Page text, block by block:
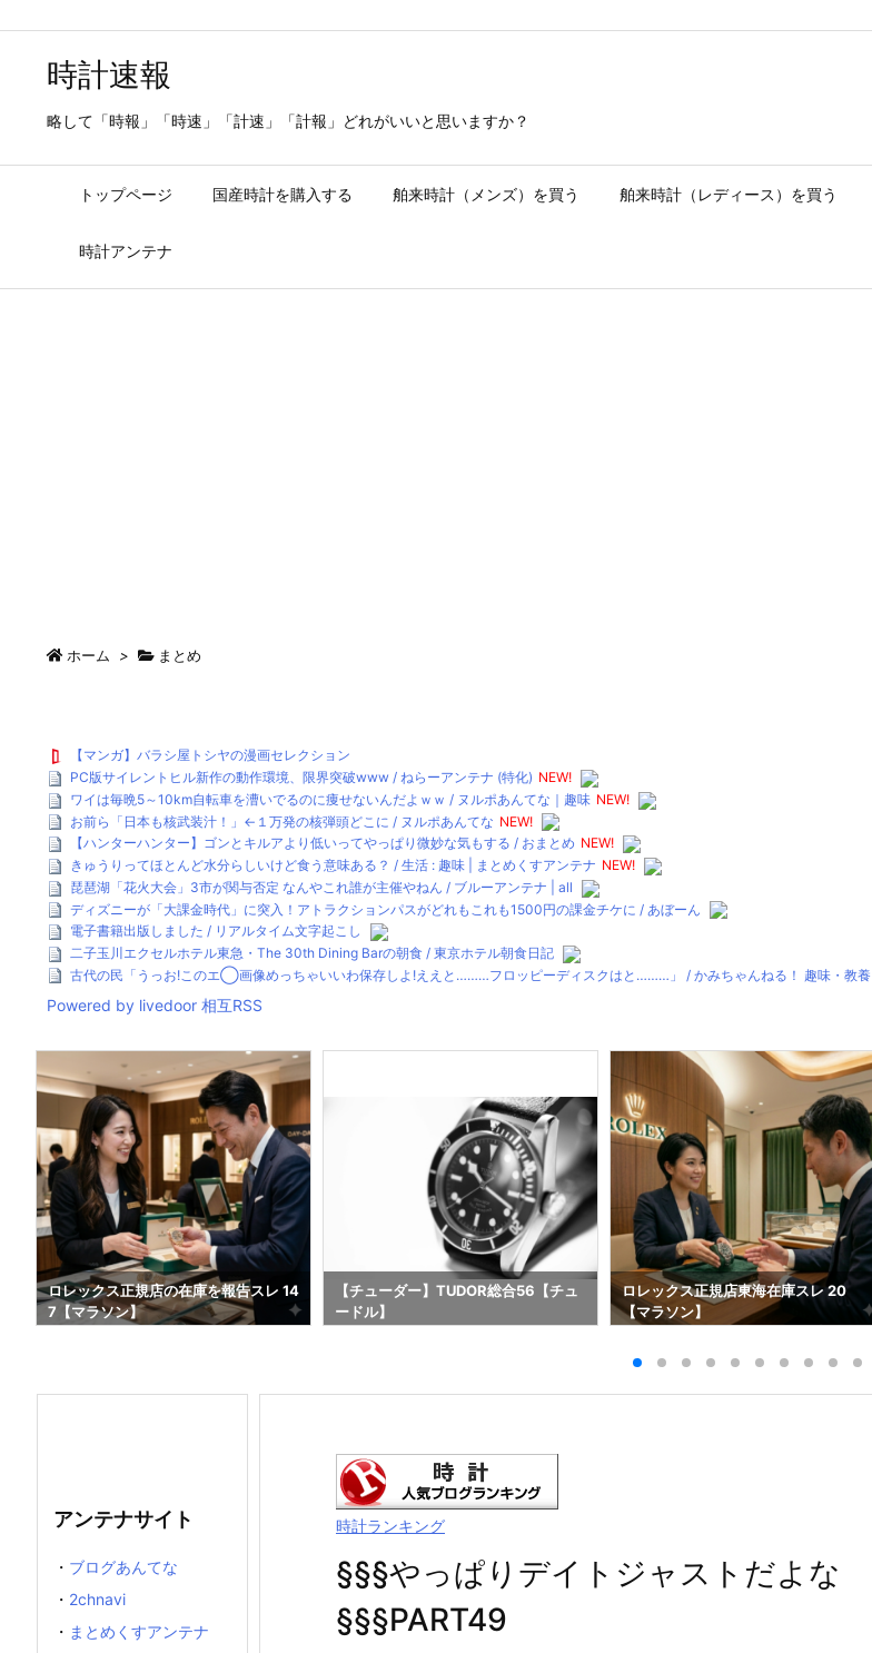
時計速報
略して「時報」「時速」「計速」「計報」どれがいいと思いますか？
トップページ 国産時計を購入する 舶来時計（メンズ）を買う 舶来時計（レディース）を買う
時計アンテナ
ホーム > まとめ
【マンガ】バラシ屋トシヤの漫画セレクション
PC版サイレントヒル新作の動作環境、限界突破www / ねらーアンテナ (特化) NEW!
ワイは毎晩5～10km自転車を漕いでるのに痩せないんだよｗｗ / ヌルポあんてな｜趣味 NEW!
お前ら「日本も核武装汁！」←１万発の核弾頭どこに / ヌルポあんてな NEW!
【ハンターハンター】ゴンとキルアより低いってやっぱり微妙な気もする / おまとめ NEW!
きゅうりってほとんど水分らしいけど食う意味ある？ / 生活 : 趣味 | まとめくすアンテナ NEW!
琵琶湖「花火大会」3市が関与否定 なんやこれ誰が主催やねん / ブルーアンテナ | all
ディズニーが「大課金時代」に突入！アトラクションパスがどれもこれも1500円の課金チケに / あぼーん
電子書籍出版しました / リアルタイム文字起こし
二子玉川エクセルホテル東急・The 30th Dining Barの朝食 / 東京ホテル朝食日記
古代の民「うっお!このエ◯画像めっちゃいいわ保存しよ!ええと………フロッピーディスクはと………」 / かみちゃんねる！ 趣味・教養
Powered by livedoor 相互RSS
ロレックス正規店の在庫を報告スレ 14
7【マラソン】
【チューダー】TUDOR総合56【チュ
ードル】
ロレックス正規店東海在庫スレ 20
【マラソン】
時計ランキング
§§§やっぱりデイトジャストだよな
§§§PART49
アンテナサイト
・ ブログあんてな
・ 2chnavi
・ まとめくすアンテナ